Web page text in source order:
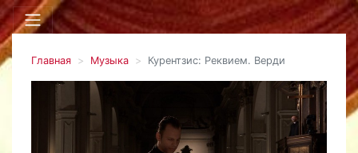
Главная Музыка Курентзис: Реквием. Верди